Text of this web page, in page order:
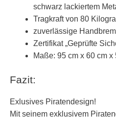
schwarz lackiertem
Tragkraft von 80
zuverlässige
Zertifikat „Geprüfte
Maße: 95 cm x 60 cm x
Fazit:
Exlusives Piratendesign!
Mit seinem exklusivem